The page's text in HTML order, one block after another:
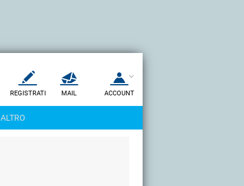
REGISTRATI MAIL ACCOUNT
ALTRO